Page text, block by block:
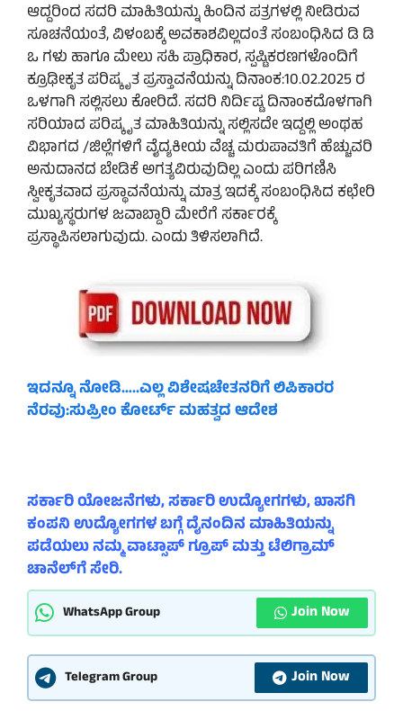
ಆದ್ದರಿಂದ ಸದರಿ ಮಾಹಿತಿಯನ್ನು ಹಿಂದಿನ ಪತ್ರಗಳಲ್ಲಿ ನೀಡಿರುವ
ಸೂಚನೆಯಂತೆ, ವಿಳಂಬಕ್ಕೆ ಅವಕಾಶವಿಲ್ಲದಂತೆ ಸಂಬಂಧಿಸಿದ ಡಿ ಡಿ
ಒ ಗಳು ಹಾಗೂ ಮೇಲು ಸಹಿ ಪ್ರಾಧಿಕಾರ, ಸ್ಪಷ್ಟಿಕರಣಗಳೊಂದಿಗೆ
ಕ್ರೂಢೀಕೃತ ಪರಿಷ್ಕೃತ ಪ್ರಸ್ತಾವನೆಯನ್ನು ದಿನಾಂಕ:10.02.2025 ರ
ಒಳಗಾಗಿ ಸಲ್ಲಿಸಲು ಕೋರಿದೆ. ಸದರಿ ನಿರ್ದಿಷ್ಟ ದಿನಾಂಕದೊಳಗಾಗಿ
ಸರಿಯಾದ ಪರಿಷ್ಕೃತ ಮಾಹಿತಿಯನ್ನು ಸಲ್ಲಿಸದೇ ಇದ್ದಲ್ಲಿ ಅಂಥಹ
ವಿಭಾಗದ /ಜಿಲ್ಲೆಗಳಿಗೆ ವೈದ್ಯಕೀಯ ವೆಚ್ಚ ಮರುಪಾವತಿಗೆ ಹೆಚ್ಚುವರಿ
ಅನುದಾನದ ಬೇಡಿಕೆ ಅಗತ್ಯವಿರುವುದಿಲ್ಲ ಎಂದು ಪರಿಗಣಿಸಿ
ಸ್ವೀಕೃತವಾದ ಪ್ರಸ್ಥಾವನೆಯನ್ನು ಮಾತ್ರ ಇದಕ್ಕೆ ಸಂಬಂಧಿಸಿದ ಕಛೇರಿ
ಮುಖ್ಯಸ್ಥರುಗಳ ಜವಾಬ್ದಾರಿ ಮೇರೆಗೆ ಸರ್ಕಾರಕ್ಕೆ
ಪ್ರಸ್ಥಾಪಿಸಲಾಗುವುದು. ಎಂದು ತಿಳಿಸಲಾಗಿದೆ.
ಇದನ್ನೂ ನೋಡಿ…..ಎಲ್ಲ ವಿಶೇಷಚೇತನರಿಗೆ ಲಿಪಿಕಾರರ
ನೆರವು:ಸುಪ್ರೀಂ ಕೋರ್ಟ್ ಮಹತ್ವದ ಆದೇಶ
ಸರ್ಕಾರಿ ಯೋಜನೆಗಳು, ಸರ್ಕಾರಿ ಉದ್ಯೋಗಗಳು, ಖಾಸಗಿ
ಕಂಪನಿ ಉದ್ಯೋಗಗಳ ಬಗ್ಗೆ ದೈನಂದಿನ ಮಾಹಿತಿಯನ್ನು
ಪಡೆಯಲು ನಮ್ಮ ವಾಟ್ಸಾಪ್ ಗ್ರೂಪ್ ಮತ್ತು ಟೆಲಿಗ್ರಾಮ್
ಚಾನೆಲ್‌ಗೆ ಸೇರಿ.
WhatsApp Group Join Now
Telegram Group Join Now